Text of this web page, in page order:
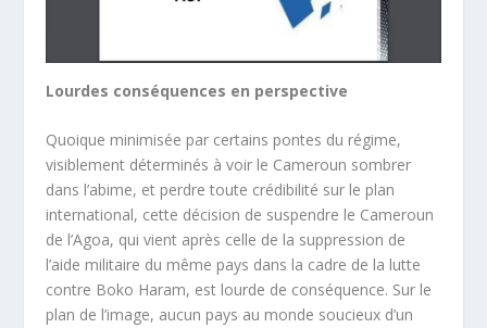
Lourdes conséquences en perspective
Quoique minimisée par certains pontes du régime,
visiblement déterminés à voir le Cameroun sombrer
dans l’abime, et perdre toute crédibilité sur le plan
international, cette décision de suspendre le Cameroun
de l’Agoa, qui vient après celle de la suppression de
l’aide militaire du même pays dans la cadre de la lutte
contre Boko Haram, est lourde de conséquence. Sur le
plan de l’image, aucun pays au monde soucieux d’un